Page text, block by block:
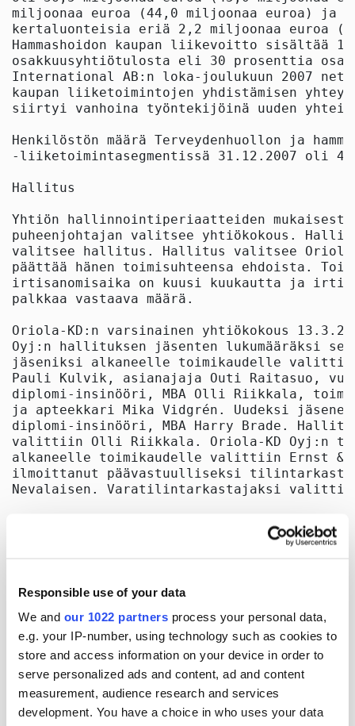
Responsible use of your data
We and our 1022 partners process your personal data,
e.g. your IP-number, using technology such as cookies to
store and access information on your device in order to
serve personalized ads and content, ad and content
measurement, audience research and services
development. You have a choice in who uses your data